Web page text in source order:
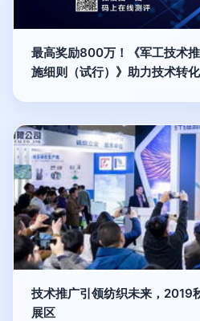
最高奖励800万！《军工技术
施细则（试行）》助力技术转化
技术推广引领纺织未来，2019
展区